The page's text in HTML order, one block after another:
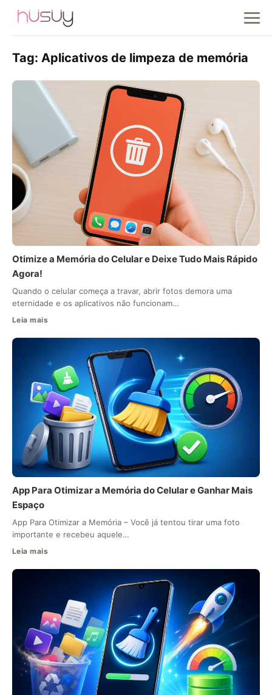
Tag: Aplicativos de limpeza de memória
Otimize a Memória do Celular e Deixe Tudo Mais Rápido
Agora!
Quando o celular começa a travar, abrir fotos demora uma
eternidade e os aplicativos não funcionam…
Leia mais
App Para Otimizar a Memória do Celular e Ganhar Mais
Espaço
App Para Otimizar a Memória – Você já tentou tirar uma foto
importante e recebeu aquele…
Leia mais